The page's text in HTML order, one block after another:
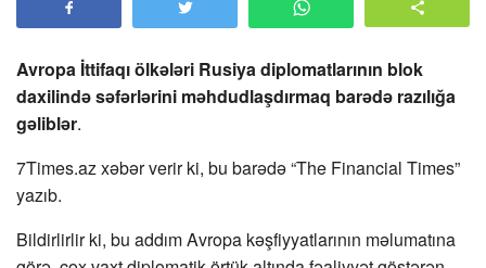
Avropa İttifaqı ölkələri Rusiya diplomatlarının blok
daxilində səfərlərini məhdudlaşdırmaq barədə razılığa
gəliblər.
7Times.az xəbər verir ki, bu barədə “The Financial Times”
yazıb.
Bildirlirlir ki, bu addım Avropa kəşfiyyatlarının məlumatına